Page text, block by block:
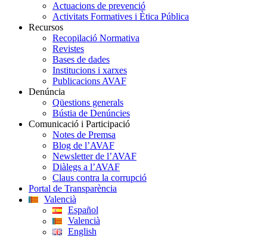
Actuacions de prevenció
Activitats Formatives i Ètica Pública
Recursos
Recopilació Normativa
Revistes
Bases de dades
Institucions i xarxes
Publicacions AVAF
Denúncia
Qüestions generals
Bústia de Denúncies
Comunicació i Participació
Notes de Premsa
Blog de l’AVAF
Newsletter de l’AVAF
Diàlegs a l’AVAF
Claus contra la corrupció
Portal de Transparència
Valencià
Español
Valencià
English